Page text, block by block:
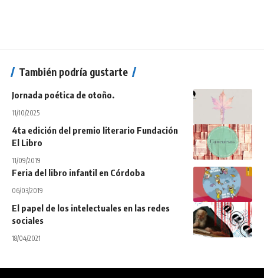
También podría gustarte
Jornada poética de otoño.
11/10/2025
4ta edición del premio literario Fundación
El Libro
11/09/2019
Feria del libro infantil en Córdoba
06/03/2019
El papel de los intelectuales en las redes
sociales
18/04/2021